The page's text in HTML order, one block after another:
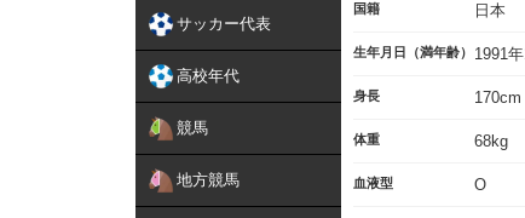
サッカー代表
高校年代
競馬
地方競馬
国籍 日本
生年月日（満年齢） 1991
身長 170cm
体重 68kg
血液型 O